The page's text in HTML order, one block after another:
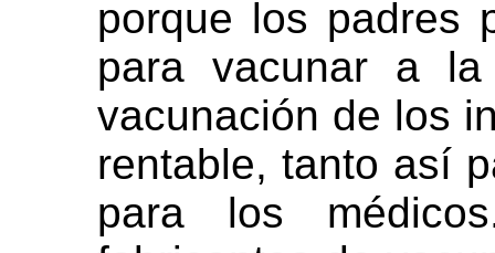
porque los padres
para vacunar a
vacunación de los
rentable, tanto así
para los